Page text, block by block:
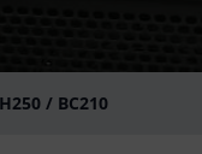
/ BC210